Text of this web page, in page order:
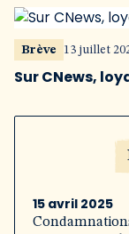
Brève 13 juillet
Sur CNews,
15 avril 2025